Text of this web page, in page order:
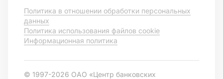
Политика в отношении обработки персональных
данных
Политика использования файлов cookie
Информационная политика
© 1997-2026 ОАО «Центр банковских